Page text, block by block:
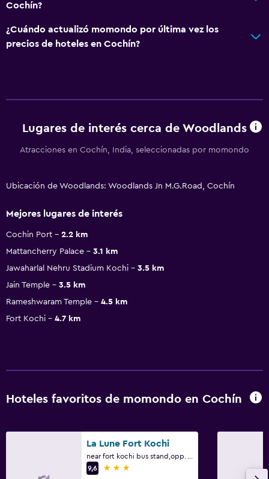
Cochín?
¿Cuándo actualizó momondo por última vez los
precios de hoteles en Cochín?
Lugares de interés cerca de Woodlands
Atracciones en Cochín, India, seleccionadas por momondo
Ubicación de Woodlands: Woodlands Jn M.G.Road, Cochín
Mejores lugares de interés
Cochin Port
2.2 km
Mattancherry Palace
3.1 km
Jawaharlal Nehru Stadium Kochi
3.5 km
Jain Temple
3.5 km
Rameshwaram Temple
4.5 km
Fort Kochi
4.7 km
Hoteles favoritos de momondo en Cochín
La Lune Fort Kochi
9,6
3 estrellas